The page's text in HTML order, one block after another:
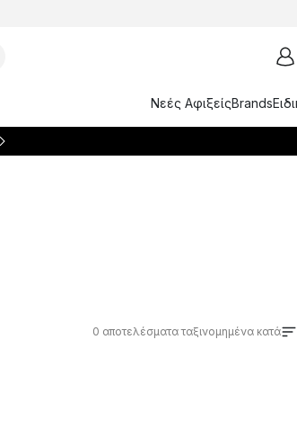
Νεές ΑφιξείςBrands
0 αποτελέσματα ταξινομημένα κατά